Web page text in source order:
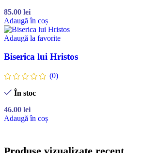
85.00 lei
Adaugă în coș
Adaugă la favorite
Biserica lui Hristos
(0)
În stoc
46.00 lei
Adaugă în coș